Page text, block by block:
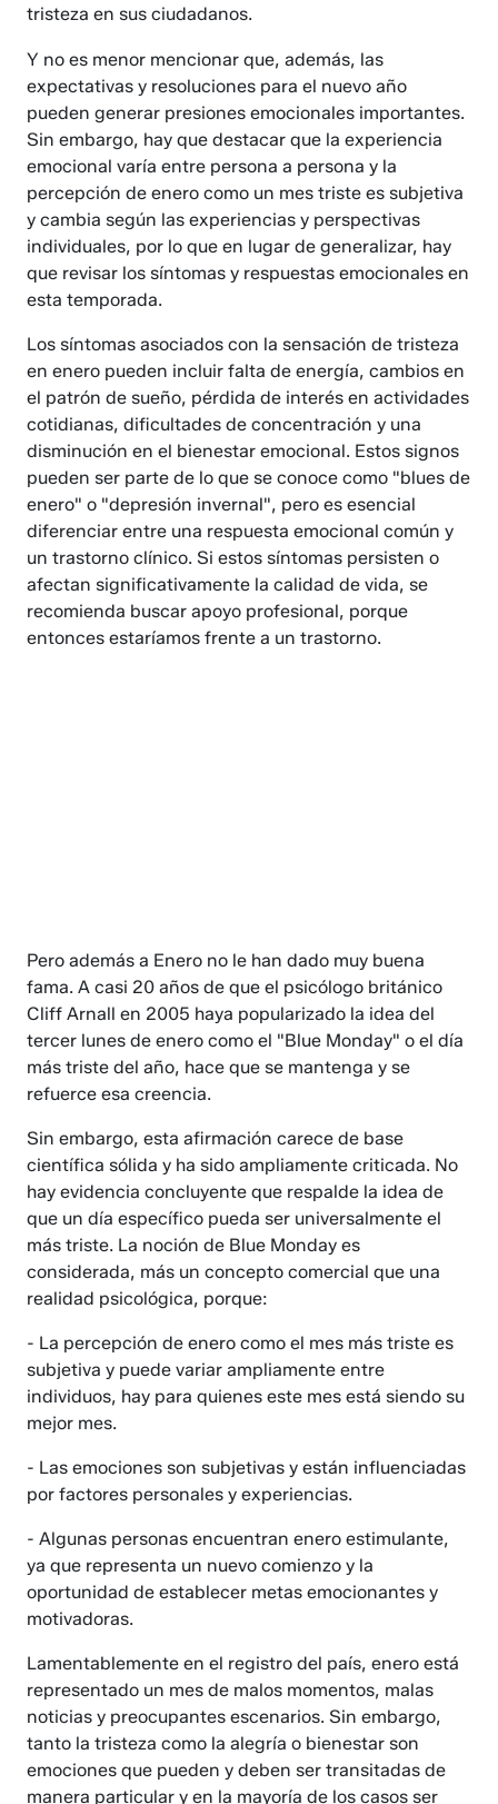
tristeza en sus ciudadanos.
Y no es menor mencionar que, además, las
expectativas y resoluciones para el nuevo año
pueden generar presiones emocionales importantes.
Sin embargo, hay que destacar que la experiencia
emocional varía entre persona a persona y la
percepción de enero como un mes triste es subjetiva
y cambia según las experiencias y perspectivas
individuales, por lo que en lugar de generalizar, hay
que revisar los síntomas y respuestas emocionales en
esta temporada.
Los síntomas asociados con la sensación de tristeza
en enero pueden incluir falta de energía, cambios en
el patrón de sueño, pérdida de interés en actividades
cotidianas, dificultades de concentración y una
disminución en el bienestar emocional. Estos signos
pueden ser parte de lo que se conoce como "blues de
enero" o "depresión invernal", pero es esencial
diferenciar entre una respuesta emocional común y
un trastorno clínico. Si estos síntomas persisten o
afectan significativamente la calidad de vida, se
recomienda buscar apoyo profesional, porque
entonces estaríamos frente a un trastorno.
Pero además a Enero no le han dado muy buena
fama. A casi 20 años de que el psicólogo británico
Cliff Arnall en 2005 haya popularizado la idea del
tercer lunes de enero como el "Blue Monday" o el día
más triste del año, hace que se mantenga y se
refuerce esa creencia.
Sin embargo, esta afirmación carece de base
científica sólida y ha sido ampliamente criticada. No
hay evidencia concluyente que respalde la idea de
que un día específico pueda ser universalmente el
más triste. La noción de Blue Monday es
considerada, más un concepto comercial que una
realidad psicológica, porque:
- La percepción de enero como el mes más triste es
subjetiva y puede variar ampliamente entre
individuos, hay para quienes este mes está siendo su
mejor mes.
- Las emociones son subjetivas y están influenciadas
por factores personales y experiencias.
- Algunas personas encuentran enero estimulante,
ya que representa un nuevo comienzo y la
oportunidad de establecer metas emocionantes y
motivadoras.
Lamentablemente en el registro del país, enero está
representado un mes de malos momentos, malas
noticias y preocupantes escenarios. Sin embargo,
tanto la tristeza como la alegría o bienestar son
emociones que pueden y deben ser transitadas de
manera particular y en la mayoría de los casos ser